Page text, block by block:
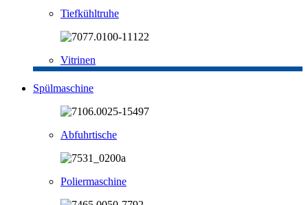
Tiefkühltruhe
Vitrinen
Spülmaschine
Abfuhrtische
Poliermaschine